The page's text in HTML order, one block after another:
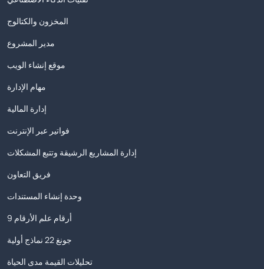
المخزون والكتالوج
مدير المشروع
موقع إنشاء الويب
مهام الإدارة
إدارة المالية
فواتير عبر الإنترنت
إدارة المشاريع الرشيقة وتتبع المشكلات
فريق التعاون
وحدة إنشاء المستندات
9 أرقام علم الأرقام
جونغ 22 نماذج أولية
تحليلات القيمة مدى الحياة